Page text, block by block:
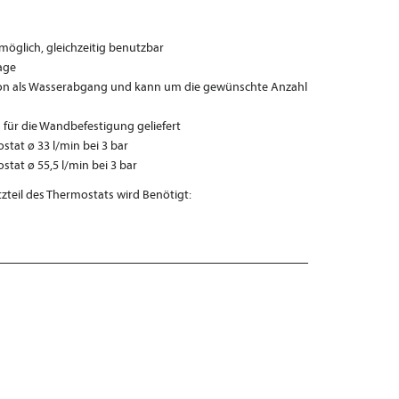
gleichzeitig benutzbar
als Wasserabgang und kann um die gewünschte Anzahl
die Wandbefestigung geliefert
ø 33 l/min bei 3 bar
ø 55,5 l/min bei 3 bar
des Thermostats wird Benötigt: